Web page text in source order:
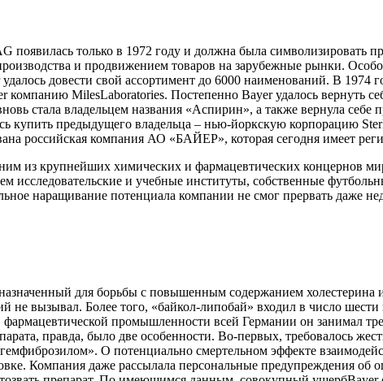
появилась только в 1972 году и должна была
и продвижением товаров на зарубежные рынки.
удалось довести свой ассортимент до 6000 наименований. В
компанию MilesLaboratories. Постепенно Bayer удалось
стала владельцем названия «Аспирин», а также вернула
купить предыдущего владельца – нью-йоркскую корпорацию
российская компания АО «БАЙЕР», которая сегодня имеет
из крупнейших химических и фармацевтических концернов
исследовательские и учебные институты, собственные
наращивание потенциала компании не смог прервать даже
для борьбы с повышенным содержанием
не вызывал. Более того, «байкол-липобай» входил в число
промышленности всей Германии он занимал
правда, было две особенности. Во-первых, требовалось
О потенциально смертельном эффекте
Компания даже рассылала персональные предупреждения